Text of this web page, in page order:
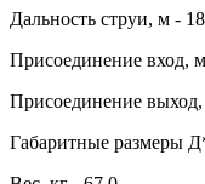
Дальность струи, м - 18
Присоединение вход,
Присоединение
Габаритные размеры